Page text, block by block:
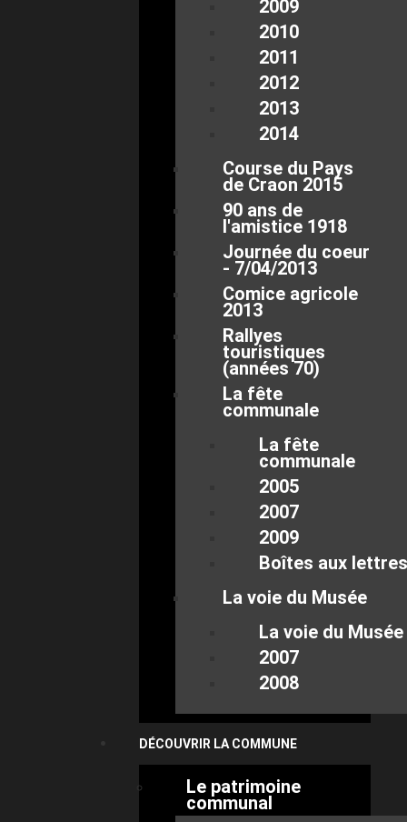
2009
2010
2011
2012
2013
2014
Course du Pays
de Craon 2015
90 ans de
l'amistice 1918
Journée du coeur
- 7/04/2013
Comice agricole
2013
Rallyes
touristiques
(années 70)
La fête
communale
La fête
communale
2005
2007
2009
Boîtes aux lettres
La voie du Musée
La voie du Musée
2007
2008
DÉCOUVRIR LA COMMUNE
Le patrimoine
communal